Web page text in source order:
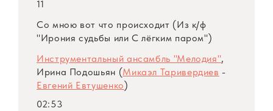
11
Со мною вот что происходит (Из к/ф
"Ирония судьбы или С лёгким паром")
Инструментальный ансамбль "Мелодия",
Ирина Подошьян (Микаэл Таривердиев -
Евгений Евтушенко)
02:53